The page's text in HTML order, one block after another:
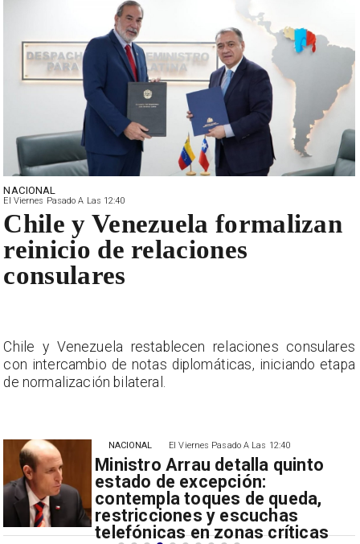
El Viernes Pasado A Las 12:40
Ministro Arrau detalla quinto
estado de excepción:
contempla toques de queda,
restricciones y escuchas
telefónicas en zonas críticas
NACIONAL
NACIONAL
El Viernes Pasado A Las 12:40
Chile y Venezuela formalizan
reinicio de relaciones
consulares
Chile y Venezuela restablecen relaciones consulares
con intercambio de notas diplomáticas, iniciando etapa
de normalización bilateral.